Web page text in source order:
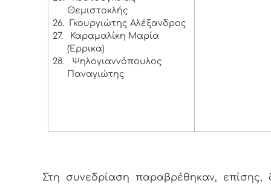
Θεμιστοκλής
26.
Γκουργιώτης Αλέξανδρος
27.
Καραμαλίκη Μαρία
(Έρρικα)
28.
Ψηλογιαννόπουλος
Παναγιώτης
Στη συνεδρίαση παραβρέθηκαν, επίσης,